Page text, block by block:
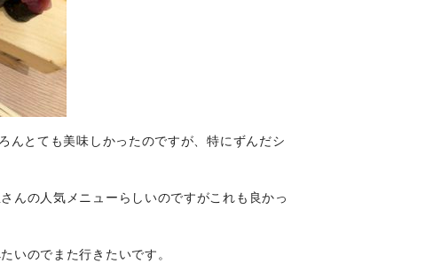
んとても美味しかったのですが、特にずんだシ
んの人気メニューらしいのですがこれも良かっ
いのでまた行きたいです。